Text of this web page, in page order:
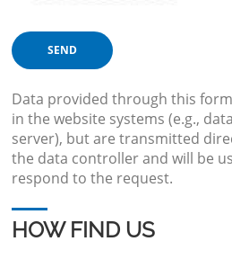
Data provided through this
in the website systems (e.g.,
server), but are transmitted
the data controller and will be
respond to the request.
HOW FIND US